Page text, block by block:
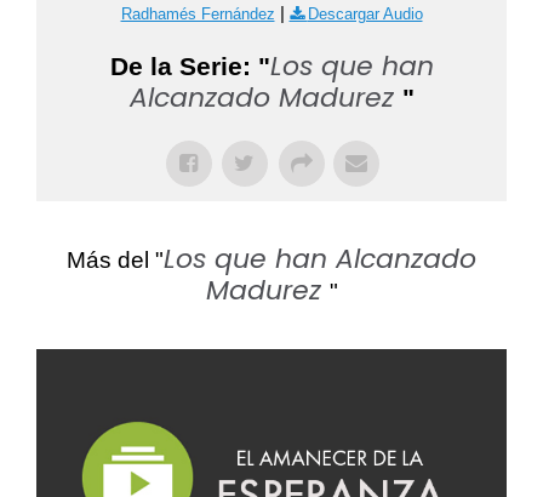
Radhamés Fernández | Descargar Audio
De la Serie: "Los que han
Alcanzado Madurez "
Más del "Los que han Alcanzado
Madurez "